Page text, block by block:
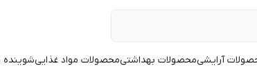
آرایشیمحصولات بهداشتیمحصولات مواد غذاییشوینده